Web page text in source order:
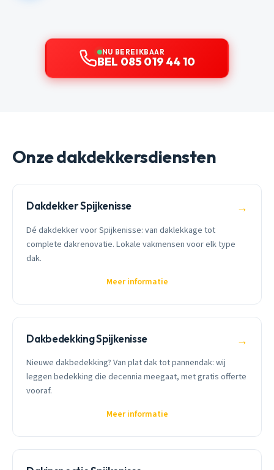
NU BEREIKBAAR
BEL 085 019 44 10
Onze dakdekkersdiensten
Dakdekker Spijkenisse →
Dé dakdekker voor Spijkenisse: van daklekkage tot
complete dakrenovatie. Lokale vakmensen voor elk type
dak.
Meer informatie
Dakbedekking Spijkenisse →
Nieuwe dakbedekking? Van plat dak tot pannendak: wij
leggen bedekking die decennia meegaat, met gratis offerte
vooraf.
Meer informatie